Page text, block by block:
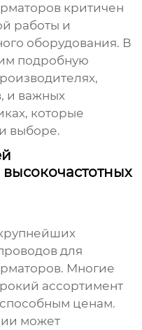
критичен
работы и
оборудования. В
подробную
и важных
которые
выборе.
для
. Многие
ассортимент
ценам.
может